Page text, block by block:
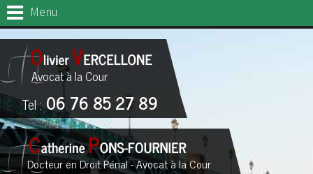
Menu
Avocat à la Cour
Tel :06 76 85 27 89
Docteur en Droit Pénal - Avocat à la Cour